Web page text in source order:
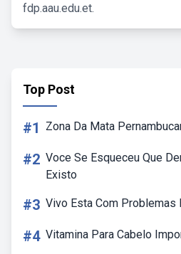
fdp.aau.edu.et.
Top Post
#1 Zona Da Mata
#2 Voce Se Esqueceu Que
Existo
#3 Vivo Esta Com Problemas
#4 Vitamina Para Cabelo